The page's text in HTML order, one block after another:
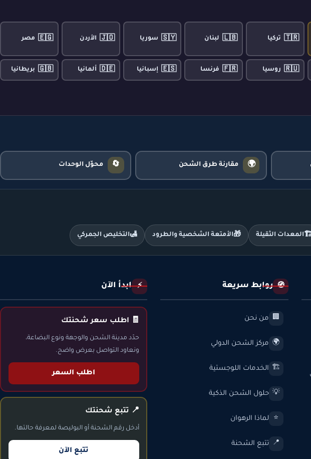
🇹🇷 تركيا 🇱🇧 لبنان 🇸🇾 سوريا 🇯🇴 الأردن 🇪🇬 مصر
🇷🇺 روسيا 🇫🇷 فرنسا 🇪🇸 إسبانيا 🇩🇪 ألمانيا 🇬🇧 بريطانيا
🌍 مقارنة طرق الشحن 🔄 محوّل الوحدات
المعدات الثقيلة 🎁الأمتعة الشخصية والطرود 🛃التخليص الجمركي
🧭 روابط سريعة
🏢 من نحن
🌍 مركز الشحن الدولي
🏗️ الخدمات اللوجستية
💡 حلول الشحن الذكية
⭐ لماذا الرهوان
📍 تتبع الشحنة
⚡ ابدأ الآن
🧾 اطلب سعر شحنتك
حدّد مدينة الشحن والوجهة ونوع البضاعة،
ونعاود التواصل بعرض واضح.
اطلب السعر
📍 تتبع شحنتك
أدخل رقم الشحنة أو البوليصة لمعرفة حالتها.
تتبع الآن